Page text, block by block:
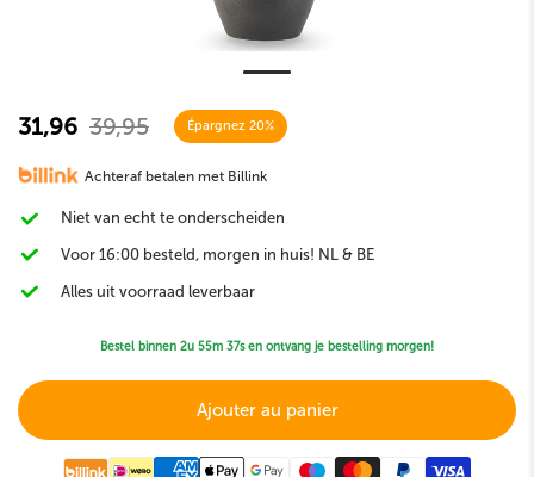
31,96 39,95 Épargnez 20%
Achteraf betalen met Billink
Niet van echt te onderscheiden
Voor 16:00 besteld, morgen in huis! NL & BE
Alles uit voorraad leverbaar
Bestel binnen 2u 55m 36sen ontvang je bestelling morgen!
Ajouter au panier